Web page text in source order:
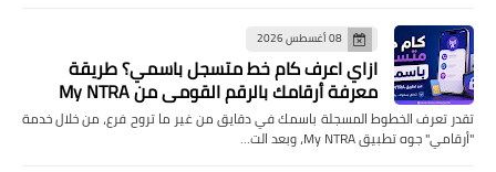
08 أغسطس 2026
ازاي اعرف كام خط متسجل باسمي؟ طريقة
معرفة أرقامك بالرقم القومي من My NTRA
تقدر تعرف الخطوط المسجلة باسمك في دقايق من غير ما تروح فرع، من خلال خدمة
"أرقامي" جوه تطبيق My NTRA، وبعد الت…